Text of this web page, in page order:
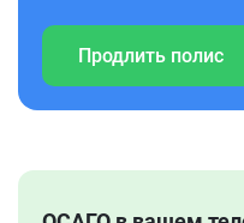
Продлить полис